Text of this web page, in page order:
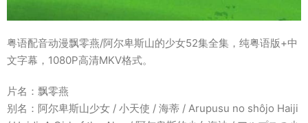
粤语配音动漫飘零燕/阿尔卑斯山的少女52集全集，纯粤语版+中
文字幕，1080P高清MKV格式。
片名：飘零燕
别名：阿尔卑斯山少女 / 小天使 / 海蒂 / Arupusu no shôjo Haiji